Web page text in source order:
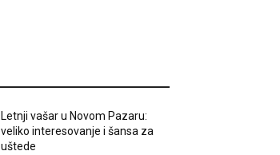
Letnji vašar u Novom Pazaru:
veliko interesovanje i šansa za
uštede